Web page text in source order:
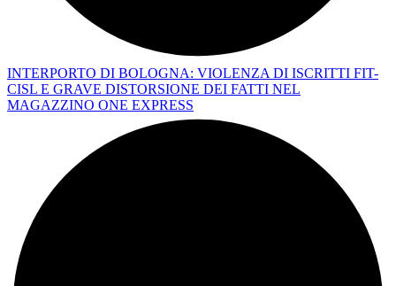
INTERPORTO DI BOLOGNA: VIOLENZA DI ISCRITTI FIT-
CISL E GRAVE DISTORSIONE DEI FATTI NEL
MAGAZZINO ONE EXPRESS